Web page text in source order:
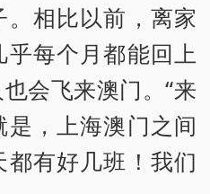
相比以前，离家
每个月都能回上
会飞来澳门。“来
，上海澳门之间
有好几班！我们